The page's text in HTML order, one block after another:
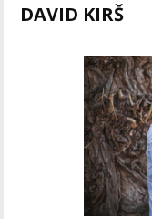
DAVID KIRŠ